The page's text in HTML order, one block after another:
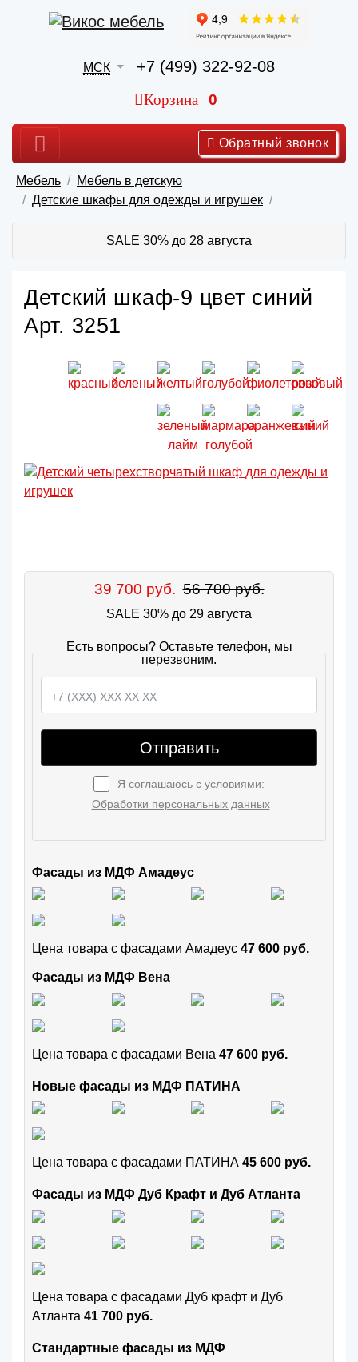
МСК +7 (499) 322-92-08
Корзина 0
Обратный звонок
Мебель
Мебель в детскую
Детские шкафы для одежды и игрушек
SALE 30% до 28 августа
Детский шкаф-9 цвет синий
Арт. 3251
39 700 руб. 56 700 руб.
SALE 30% до 29 августа
Есть вопросы? Оставьте телефон, мы
перезвоним.
Отправить
Я соглашаюсь с условиями:
Обработки персональных данных
Фасады из МДФ Амадеус
Цена товара с фасадами Амадеус 47 600 руб.
Фасады из МДФ Вена
Цена товара с фасадами Вена 47 600 руб.
Новые фасады из МДФ ПАТИНА
Цена товара с фасадами ПАТИНА 45 600 руб.
Фасады из МДФ Дуб Крафт и Дуб Атланта
Цена товара с фасадами Дуб крафт и Дуб
Атланта 41 700 руб.
Стандартные фасады из МДФ